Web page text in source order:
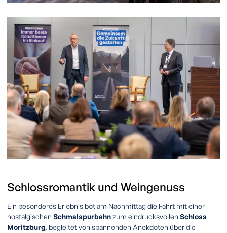
Schlossromantik und Weingenuss
Ein besonderes Erlebnis bot am Nachmittag die Fahrt mit einer
nostalgischen Schmalspurbahnzum eindrucksvollen Schloss
Moritzburg, begleitet von spannenden Anekdoten über die